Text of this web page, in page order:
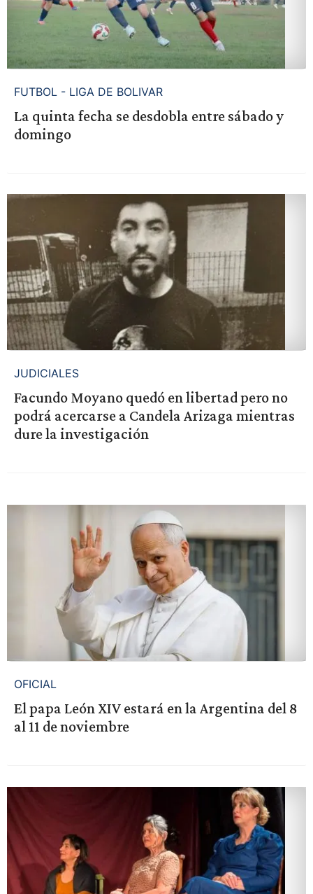
FUTBOL - LIGA DE BOLIVAR
La quinta fecha se desdobla entre sábado y
domingo
JUDICIALES
Facundo Moyano quedó en libertad pero no
podrá acercarse a Candela Arizaga mientras
dure la investigación
OFICIAL
El papa León XIV estará en la Argentina del 8
al 11 de noviembre